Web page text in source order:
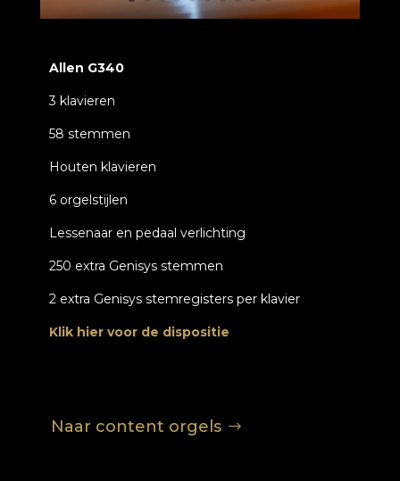
Allen G340
3 klavieren
58 stemmen
Houten klavieren
6 orgelstijlen
Lessenaar en pedaal verlichting
250 extra Genisys stemmen
2 extra Genisys stemregisters per klavier
Klik hier voor de dispositie
Naar content orgels